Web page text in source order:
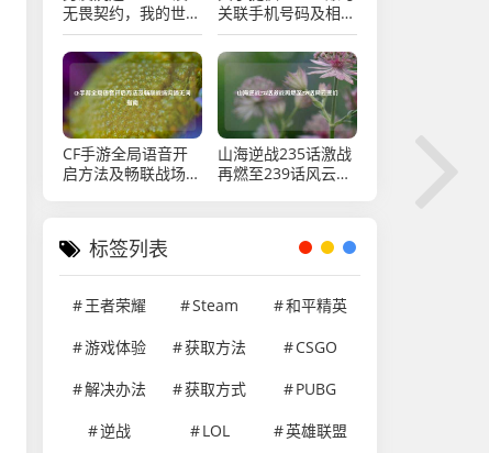
无畏契约，我的世界
该何去何从及背后疑
问
关联手机号码及相关
风险警示
CF手游全局语音开
启方法及畅联战场沟
山海逆战235话激战
再燃至239话风云变
标签列表
王者荣耀 Steam
和平精英
游戏体验
获取方法
CSGO
解决办法
获取方式
PUBG
逆战
LOL
英雄联盟